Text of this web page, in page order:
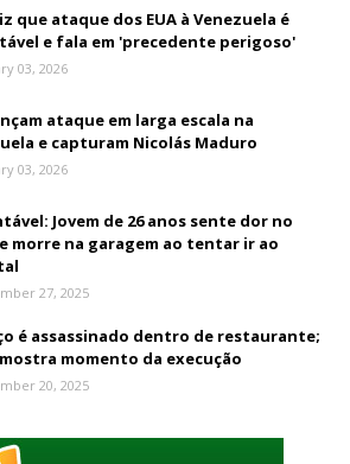
que ataque dos EUA à Venezuela é
e fala em 'precedente perigoso'
03, 2026
ataque em larga escala na
e capturam Nicolás Maduro
03, 2026
Jovem de 26 anos sente dor no
morre na garagem ao tentar ir ao
27, 2025
é assassinado dentro de restaurante;
momento da execução
20, 2025